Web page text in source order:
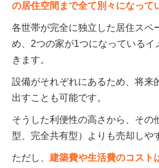
の居住空間まで全て別々になって
各世帯が完全に独立した居住スペ
め、2つの家が1つになっているイ
きます。
設備がそれぞれにあるため、将来
出すことも可能です。
そうした利便性の高さから、その
型、完全共有型）よりも売却しや
ただし、 建築費や生活費のコスト